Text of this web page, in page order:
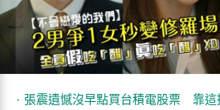
張震遺憾沒早點買台積電股票 靠這